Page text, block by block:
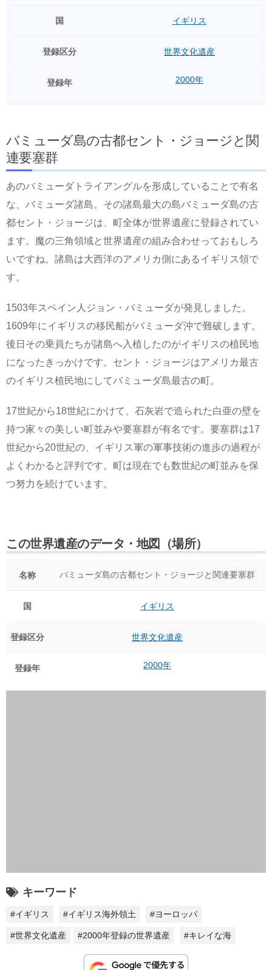
国 イギリス
登録区分 世界文化遺産
登録年 2000年
バミューダ島の古都セント・ジョージと関
連要塞群
あのバミューダトライアングルを形成していることで有名
な、バミューダ諸島。その諸島最大の島バミューダ島の古
都セント・ジョージは、町全体が世界遺産に登録されてい
ます。魔の三角領域と世界遺産の組み合わせっておもしろ
いですね。諸島は大西洋のアメリカ側にあるイギリス領で
す。
1503年スペイン人ジョン・バミューダが発見しました。
1609年にイギリスの移民船がバミューダ沖で難破します。
後日その乗員たちが諸島へ入植したのがイギリスの植民地
になったきっかけです。セント・ジョージはアメリカ最古
のイギリス植民地にしてバミューダ島最古の町。
17世紀から18世紀にかけて、石灰岩で造られた白亜の壁を
持つ家々の美しい町並みや要塞群が有名です。要塞群は17
世紀から20世紀の、イギリス軍の軍事技術の進歩の過程が
よくわかると評判です。町は現在でも数世紀の町並みを保
つ努力を続けています。
この世界遺産のデータ・地図（場所）
名称 バミューダ島の古都セント・ジョージと関連要塞群
国 イギリス
登録区分 世界文化遺産
登録年 2000年
キーワード
#イギリス #イギリス海外領土 #ヨーロッパ
#世界文化遺産 #2000年登録の世界遺産 #キレイな海